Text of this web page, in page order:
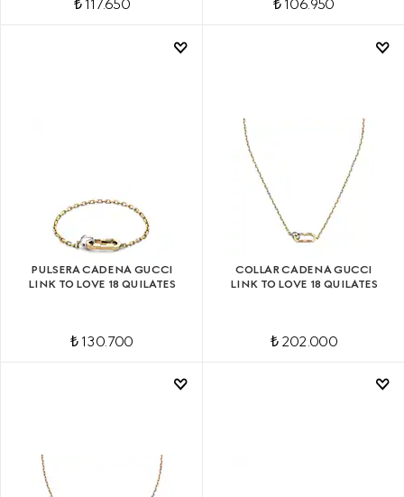
₺ 117.650 ₺ 106.950
PULSERA CADENA GUCCI
LINK TO LOVE 18 QUILATES
₺ 130.700
COLLAR CADENA GUCCI
LINK TO LOVE 18 QUILATES
₺ 202.000